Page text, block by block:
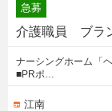
急募
介護職員 ブラ
ナーシングホーム「
■PRポ…
江南